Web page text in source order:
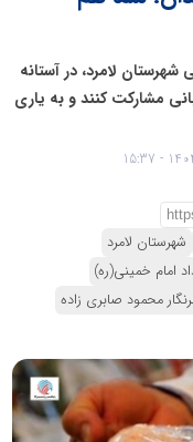
لامرد، در آستانه
مشارکت کنند و به یاری
شهرستان لامرد
امام خمینی(ره)
محمود صابری زاده